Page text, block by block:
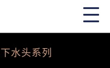
下水头系列